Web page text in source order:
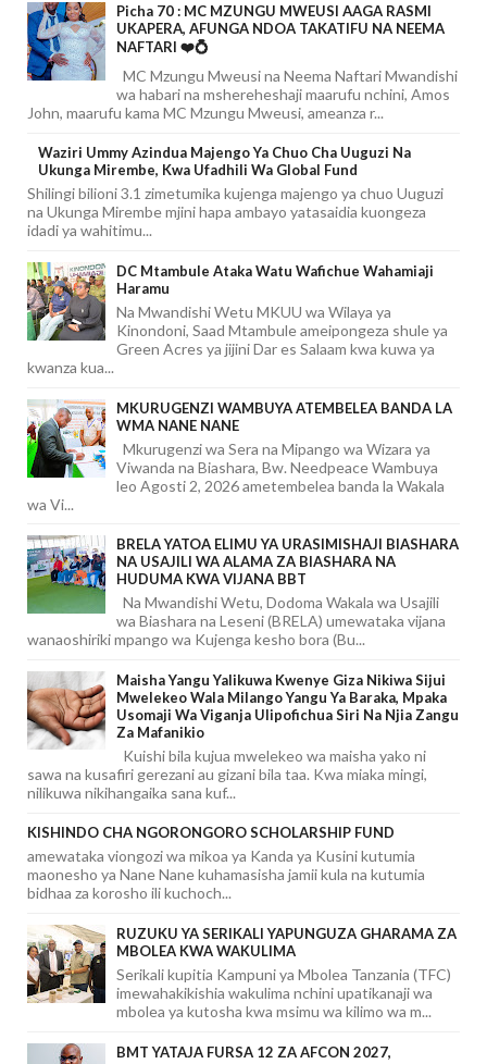
Picha 70 : MC MZUNGU MWEUSI AAGA RASMI
UKAPERA, AFUNGA NDOA TAKATIFU NA NEEMA
NAFTARI ❤️💍
MC Mzungu Mweusi na Neema Naftari Mwandishi
wa habari na mshereheshaji maarufu nchini, Amos
John, maarufu kama MC Mzungu Mweusi, ameanza r...
Waziri Ummy Azindua Majengo Ya Chuo Cha Uuguzi Na
Ukunga Mirembe, Kwa Ufadhili Wa Global Fund
Shilingi bilioni 3.1 zimetumika kujenga majengo ya chuo Uuguzi
na Ukunga Mirembe mjini hapa ambayo yatasaidia kuongeza
idadi ya wahitimu...
DC Mtambule Ataka Watu Wafichue Wahamiaji
Haramu
Na Mwandishi Wetu MKUU wa Wilaya ya
Kinondoni, Saad Mtambule ameipongeza shule ya
Green Acres ya jijini Dar es Salaam kwa kuwa ya
kwanza kua...
MKURUGENZI WAMBUYA ATEMBELEA BANDA LA
WMA NANE NANE
Mkurugenzi wa Sera na Mipango wa Wizara ya
Viwanda na Biashara, Bw. Needpeace Wambuya
leo Agosti 2, 2026 ametembelea banda la Wakala
wa Vi...
BRELA YATOA ELIMU YA URASIMISHAJI BIASHARA
NA USAJILI WA ALAMA ZA BIASHARA NA
HUDUMA KWA VIJANA BBT
Na Mwandishi Wetu, Dodoma Wakala wa Usajili
wa Biashara na Leseni (BRELA) umewataka vijana
wanaoshiriki mpango wa Kujenga kesho bora (Bu...
Maisha Yangu Yalikuwa Kwenye Giza Nikiwa Sijui
Mwelekeo Wala Milango Yangu Ya Baraka, Mpaka
Usomaji Wa Viganja Ulipofichua Siri Na Njia Zangu
Za Mafanikio
Kuishi bila kujua mwelekeo wa maisha yako ni
sawa na kusafiri gerezani au gizani bila taa. Kwa miaka mingi,
nilikuwa nikihangaika sana kuf...
KISHINDO CHA NGORONGORO SCHOLARSHIP FUND
amewataka viongozi wa mikoa ya Kanda ya Kusini kutumia
maonesho ya Nane Nane kuhamasisha jamii kula na kutumia
bidhaa za korosho ili kuchoch...
RUZUKU YA SERIKALI YAPUNGUZA GHARAMA ZA
MBOLEA KWA WAKULIMA
Serikali kupitia Kampuni ya Mbolea Tanzania (TFC)
imewahakikishia wakulima nchini upatikanaji wa
mbolea ya kutosha kwa msimu wa kilimo wa m...
BMT YATAJA FURSA 12 ZA AFCON 2027,